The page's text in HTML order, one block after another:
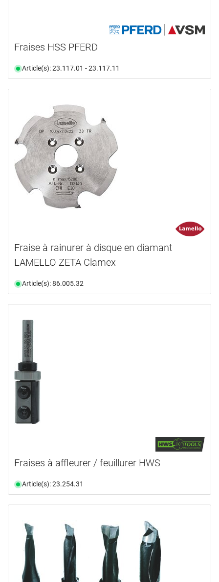
Fraises HSS PFERD
Article(s): 23.117.01 - 23.117.11
Fraise à rainurer à disque en diamant
LAMELLO ZETA Clamex
Article(s): 86.005.32
Fraises à affleurer / feuillurer HWS
Article(s): 23.254.31